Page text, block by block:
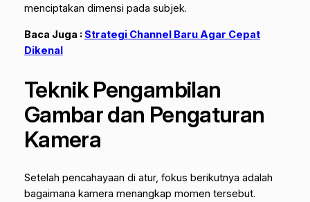
menciptakan dimensi pada subjek.
Baca Juga : Strategi Channel Baru Agar Cepat
Dikenal
Teknik Pengambilan
Gambar dan Pengaturan
Kamera
Setelah pencahayaan di atur, fokus berikutnya adalah
bagaimana kamera menangkap momen tersebut.